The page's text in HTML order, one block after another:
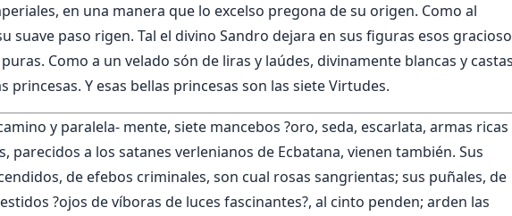
en una manera que lo excelso pregona de su origen. Como al
suave paso rigen. Tal el divino Sandro dejara en sus figuras esos
Como a un velado són de liras y laúdes, divinamente blancas y castas
princesas. Y esas bellas princesas son las siete Virtudes.
y paralela- mente, siete mancebos ?oro, seda, escarlata, armas ricas
parecidos a los satanes verlenianos de Ecbatana, vienen también. Sus
de efebos criminales, son cual rosas sangrientas; sus puñales, de
?ojos de víboras de luces fascinantes?, al cinto penden; arden las